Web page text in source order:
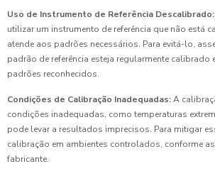
Uso de Instrumento de Referência Descalibrado:
utilizar um instrumento de referência que não está
atende aos padrões necessários. Para evitá-lo,
padrão de referência esteja regularmente calibrado
padrões reconhecidos.
Condições de Calibração Inadequadas:A
condições inadequadas, como temperaturas
pode levar a resultados imprecisos. Para mitigar
calibração em ambientes controlados, conforme
fabricante.